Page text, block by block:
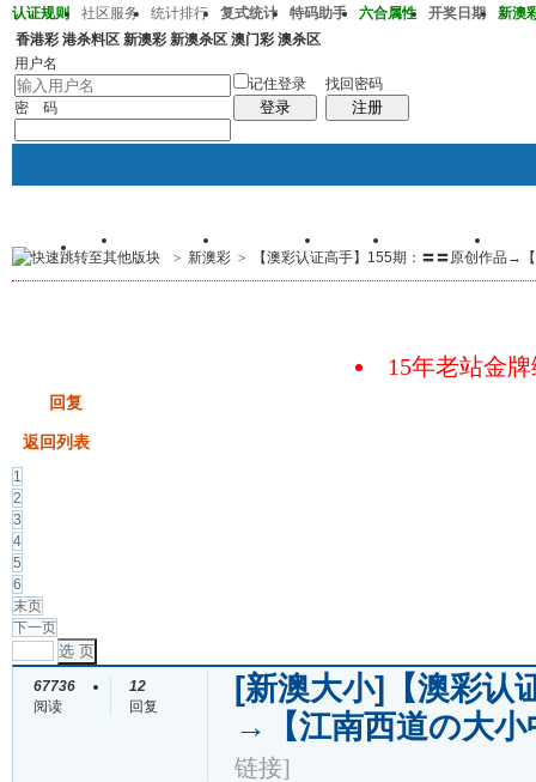
认证规则 社区服务 统计排行 复式统计 特码助手 六合属性 开奖日期
新澳
澳彩218期37-32-33-15-22-43T41
香港彩 港杀料区 新澳彩 新澳杀区 澳门彩 澳杀区
用户名
密 码
记住登录
登录
找回密码
注册
首页 交易记录 我的帖子 群组 个人中心
帖子
码皇总管
说：2026年7月底即将 开启特邀
> 新澳彩 > 【澳彩认证高手】155期：〓〓原创作品→
15年老站金
回复
返回列表
1
2
3
4
5
6
末页
下一页
选 页
67736
阅读
12
回复
[新澳大小]
【澳彩
→【江南西道の大
链接]